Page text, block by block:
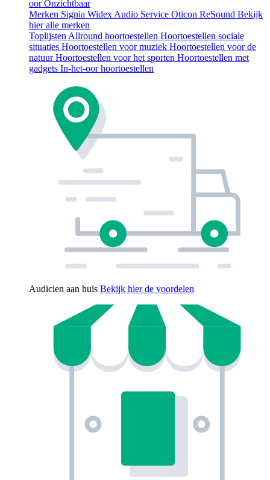
oorOnzichtbaar
Merken Signia WidexAudio Service Oticon ReSound Bekijk
hier alle merken
ToplijstenAllround hoortoestellen Hoortoestellen sociale
situaties Hoortoestellen voor muziek Hoortoestellen voor de
natuurHoortoestellen voor het sporten Hoortoestellen met
gadgets In-het-oor hoortoestellen
Audicien aan huis Bekijk hier de voordelen